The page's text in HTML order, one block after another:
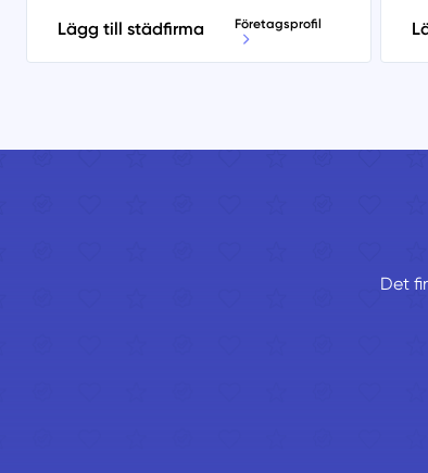
Lägg till städfirma Företagsprofil
Det